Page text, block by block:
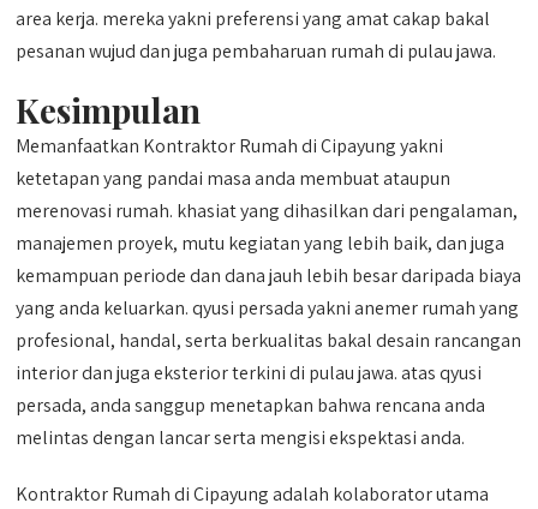
area kerja. mereka yakni preferensi yang amat cakap bakal
pesanan wujud dan juga pembaharuan rumah di pulau jawa.
Kesimpulan
Memanfaatkan Kontraktor Rumah di Cipayung yakni
ketetapan yang pandai masa anda membuat ataupun
merenovasi rumah. khasiat yang dihasilkan dari pengalaman,
manajemen proyek, mutu kegiatan yang lebih baik, dan juga
kemampuan periode dan dana jauh lebih besar daripada biaya
yang anda keluarkan. qyusi persada yakni anemer rumah yang
profesional, handal, serta berkualitas bakal desain rancangan
interior dan juga eksterior terkini di pulau jawa. atas qyusi
persada, anda sanggup menetapkan bahwa rencana anda
melintas dengan lancar serta mengisi ekspektasi anda.
Kontraktor Rumah di Cipayung adalah kolaborator utama